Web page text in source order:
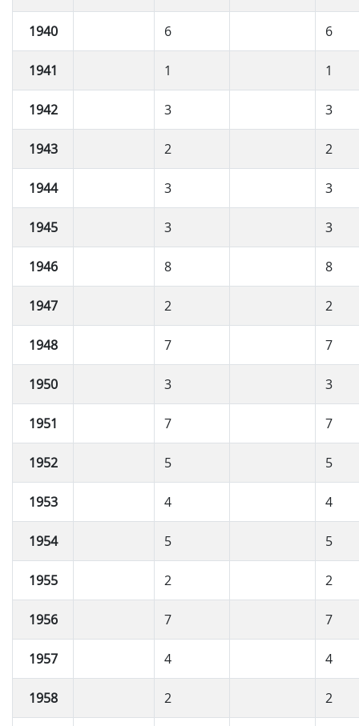
1940 6 6
1941 1 1
1942 3 3
1943 2 2
1944 3 3
1945 3 3
1946 8 8
1947 2 2
1948 7 7
1950 3 3
1951 7 7
1952 5 5
1953 4 4
1954 5 5
1955 2 2
1956 7 7
1957 4 4
1958 2 2